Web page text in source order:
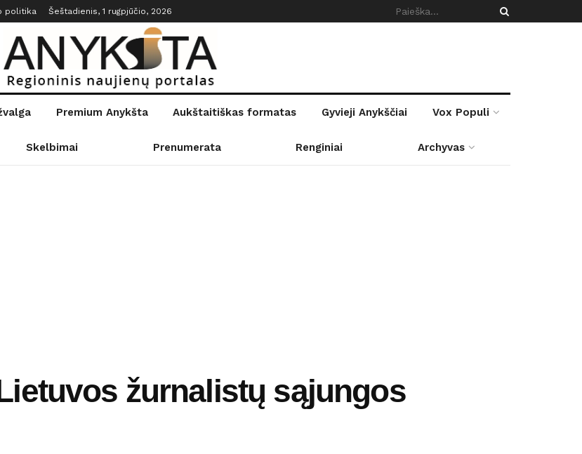
politika Šeštadienis, 1 rugpjūčio, 2026
Premium Anykšta Aukštaitiškas formatas Gyvieji Anykščiai Vox Populi
Skelbimai Prenumerata Renginiai Archyvas
žurnalistų sąjungos